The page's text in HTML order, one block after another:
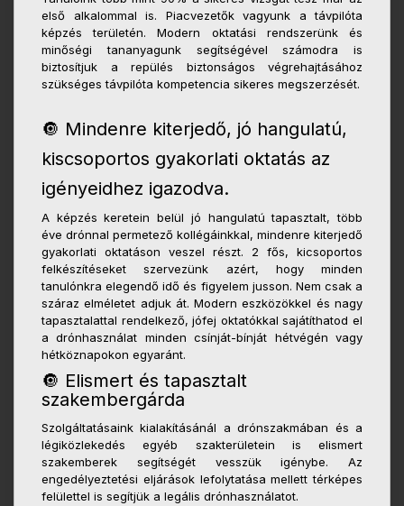
első alkalommal is. Piacvezetők vagyunk a távpilóta
képzés területén. Modern oktatási rendszerünk és
minőségi tananyagunk segítségével számodra is
biztosítjuk a repülés biztonságos végrehajtásához
szükséges távpilóta kompetencia sikeres megszerzését.
🔘 Mindenre kiterjedő, jó hangulatú,
kiscsoportos gyakorlati oktatás az
igényeidhez igazodva.
A képzés keretein belül jó hangulatú tapasztalt, több
éve drónnal permetező kollégáinkkal, mindenre kiterjedő
gyakorlati oktatáson veszel részt. 2 fős, kicsoportos
felkészítéseket szervezünk azért, hogy minden
tanulónkra elegendő idő és figyelem jusson. Nem csak a
száraz elméletet adjuk át. Modern eszközökkel és nagy
tapasztalattal rendelkező, jófej oktatókkal sajátíthatod el
a drónhasználat minden csínját-bínját hétvégén vagy
hétköznapokon egyaránt.
🔘 Elismert és tapasztalt
szakembergárda
Szolgáltatásaink kialakításánál a drónszakmában és a
légiközlekedés egyéb szakterületein is elismert
szakemberek segítségét vesszük igénybe. Az
engedélyeztetési eljárások lefolytatása mellett térképes
felülettel is segítjük a legális drónhasználatot.